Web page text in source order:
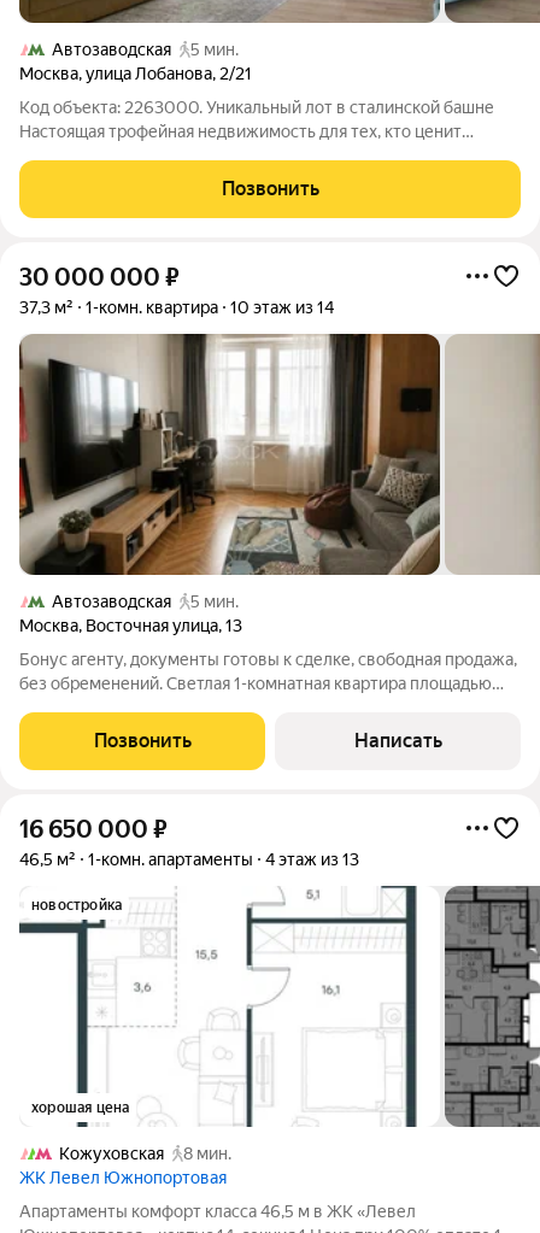
Автозаводская
5 мин.
Москва,улица Лобанова, 2/21
Код объекта: 2263000. Уникальный лот в сталинской башне
Настоящая трофейная недвижимость для тех, кто ценит
приватность. Пространство, залитое светом и тишиной
Представьте: вы поднимаетесь на самый
Позвонить
30 000 000 ₽
37,3 м² 1-комн. квартира 10 этаж из 14
Автозаводская
5 мин.
Москва, Восточная улица,13
Бонус агенту, документы готовы к сделке, свободная продажа,
без обременений. Светлая 1-комнатная квартира площадью
вариант как для собственного проживания, так и для сдачи
благодаря
Позвонить Написать
16 650 000 ₽
46,5 м² 1-комн. апартаменты 4 этаж из 13
новостройка
хорошая цена
Кожуховская
8 мин.
ЖК Левел Южнопортовая
Апартаменты комфорт класса 46,5 м в ЖК «Левел